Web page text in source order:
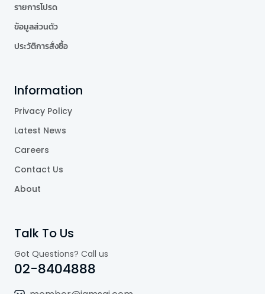
รายการโปรด
ข้อมูลส่วนตัว
ประวัติการสั่งซื้อ
Information
Privacy Policy
Latest News
Careers
Contact Us
About
Talk To Us
Got Questions? Call us
02-8404888